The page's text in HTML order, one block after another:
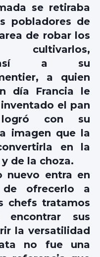
se retiraba
pobladores de
de robar los
así a su
a quien
día Francia le
el pan
con su
imagen que la
en la
de la choza.
nuevo entra en
ofrecerlo a
chefs tratamos
sus
la versatilidad
no fue una